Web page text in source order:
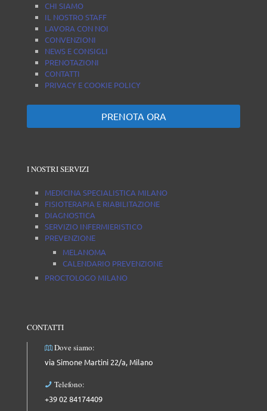
CHI SIAMO
IL NOSTRO STAFF
LAVORA CON NOI
CONVENZIONI
NEWS E CONSIGLI
PRENOTAZIONI
CONTATTI
PRIVACY E COOKIE POLICY
PRENOTA ORA
I NOSTRI SERVIZI
MEDICINA SPECIALISTICA MILANO
FISIOTERAPIA E RIABILITAZIONE
DIAGNOSTICA
SERVIZIO INFERMIERISTICO
PREVENZIONE
MELANOMA
CALENDARIO PREVENZIONE
PROCTOLOGO MILANO
CONTATTI
Dove siamo:
via Simone Martini 22/a, Milano
Telefono:
+39 02 84174409